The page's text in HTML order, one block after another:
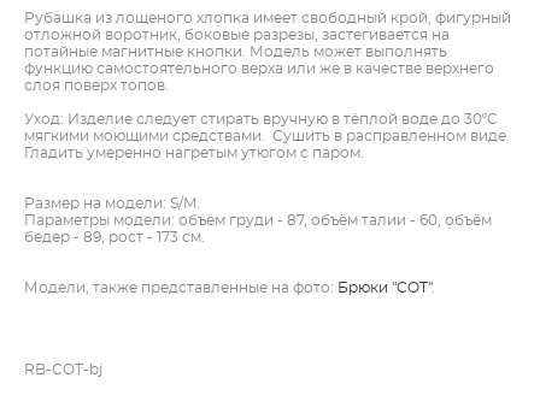
Рубашка из лощеного хлопка имеет свободный крой, фигурный
отложной воротник, боковые разрезы, застегивается на
потайные магнитные кнопки. Модель может выполнять
функцию самостоятельного верха или же в качестве верхнего
слоя поверх топов.
Уход: Изделие следует стирать вручную в тёплой воде до 30ºC
мягкими моющими средствами. Сушить в расправленном виде.
Гладить умеренно нагретым утюгом с паром.
Размер на модели: S/M.
Параметры модели: объём груди - 87, объём талии - 60, объём
бедер - 89, рост - 173 см.
Модели, также представленные на фото: Брюки "COT".
RB-COT-bj